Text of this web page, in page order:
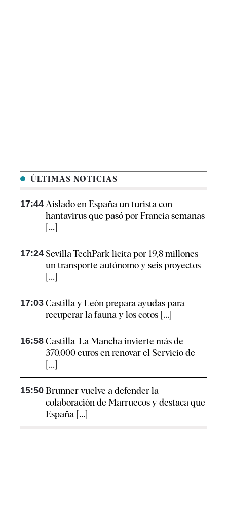
ÚLTIMAS NOTICIAS
17:44 Aislado en España un turista con
hantavirus que pasó por Francia semanas
[...]
17:24 Sevilla TechPark licita por 19,8 millones
un transporte autónomo y seis proyectos
[...]
17:03 Castilla y León prepara ayudas para
recuperar la fauna y los cotos [...]
16:58 Castilla-La Mancha invierte más de
370.000 euros en renovar el Servicio de
[...]
15:50 Brunner vuelve a defender la
colaboración de Marruecos y destaca que
España [...]